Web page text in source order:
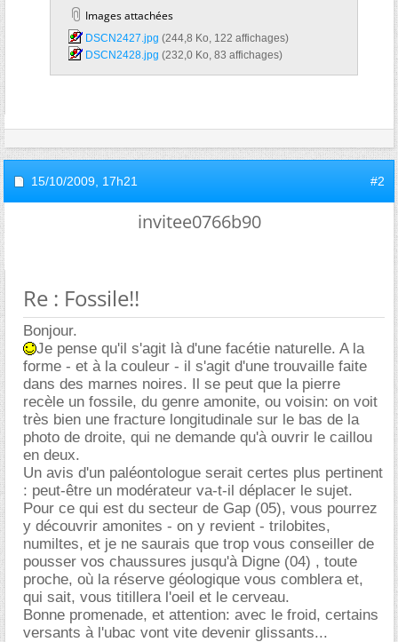
Images attachées
DSCN2427.jpg‎ (244,8 Ko, 122 affichages)
DSCN2428.jpg‎ (232,0 Ko, 83 affichages)
15/10/2009, 17h21 #2
invitee0766b90
Re : Fossile!!
Bonjour.
Je pense qu'il s'agit là d'une facétie naturelle. A la
forme - et à la couleur - il s'agit d'une trouvaille faite
dans des marnes noires. Il se peut que la pierre
recèle un fossile, du genre amonite, ou voisin: on voit
très bien une fracture longitudinale sur le bas de la
photo de droite, qui ne demande qu'à ouvrir le caillou
en deux.
Un avis d'un paléontologue serait certes plus pertinent
: peut-être un modérateur va-t-il déplacer le sujet.
Pour ce qui est du secteur de Gap (05), vous pourrez
y découvrir amonites - on y revient - trilobites,
numiltes, et je ne saurais que trop vous conseiller de
pousser vos chaussures jusqu'à Digne (04) , toute
proche, où la réserve géologique vous comblera et,
qui sait, vous titillera l'oeil et le cerveau.
Bonne promenade, et attention: avec le froid, certains
versants à l'ubac vont vite devenir glissants...